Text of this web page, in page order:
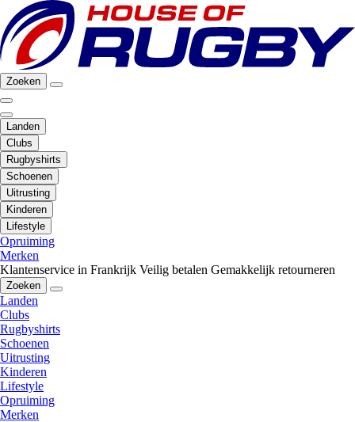
Zoeken
Landen
Clubs
Rugbyshirts
Schoenen
Uitrusting
Kinderen
Lifestyle
Opruiming
Merken
Klantenservice in Frankrijk Veilig betalen Gemakkelijk retourneren
Zoeken
Landen
Clubs
Rugbyshirts
Schoenen
Uitrusting
Kinderen
Lifestyle
Opruiming
Merken